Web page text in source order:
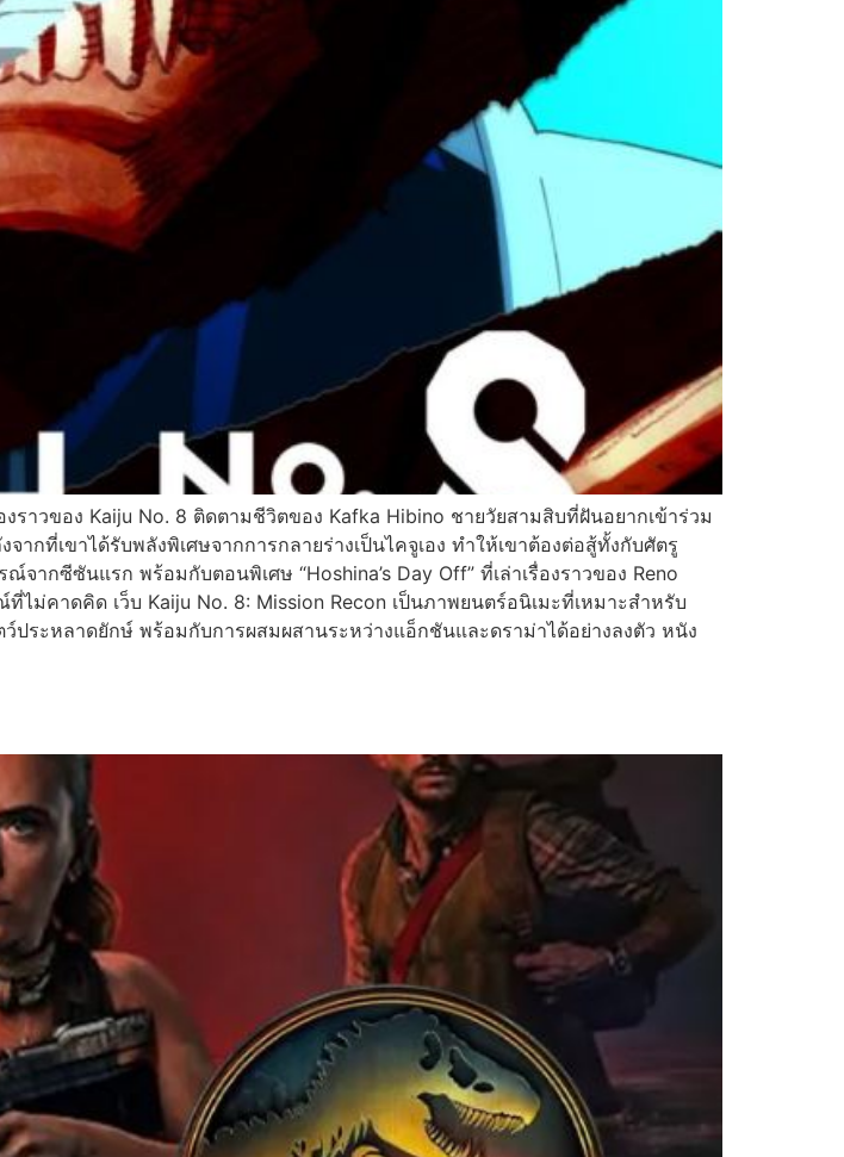
งราวของ Kaiju No. 8 ติดตามชีวิตของ Kafka Hibino ชายวัยสามสิบที่ฝันอยากเข้าร่วม
กที่เขาได้รับพลังพิเศษจากการกลายร่างเป็นไคจูเอง ทำให้เขาต้องต่อสู้ทั้งกับศัตรู
ากซีซันแรก พร้อมกับตอนพิเศษ “Hoshina’s Day Off” ที่เล่าเรื่องราวของ Reno
ม่คาดคิด เว็บ Kaiju No. 8: Mission Recon เป็นภาพยนตร์อนิเมะที่เหมาะสำหรับ
ระหลาดยักษ์ พร้อมกับการผสมผสานระหว่างแอ็กชันและดราม่าได้อย่างลงตัว หนัง